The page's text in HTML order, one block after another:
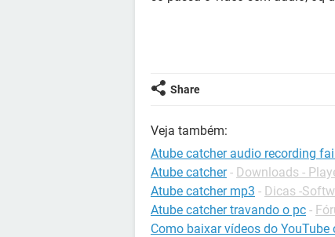
Share
Veja também:
Atube catcher audio recording
Atube catcher - Downloads -
Atube catcher mp3 - Dicas -
Atube catcher travando o pc -
Como baixar vídeos do YouTube